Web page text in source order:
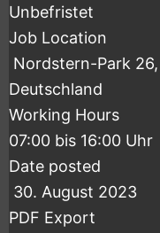
Unbefristet
Job Location
Nordstern-Park
Deutschland
Working Hours
07:00 bis 16:00 Uhr
Date posted
30. August 2023
PDF Export